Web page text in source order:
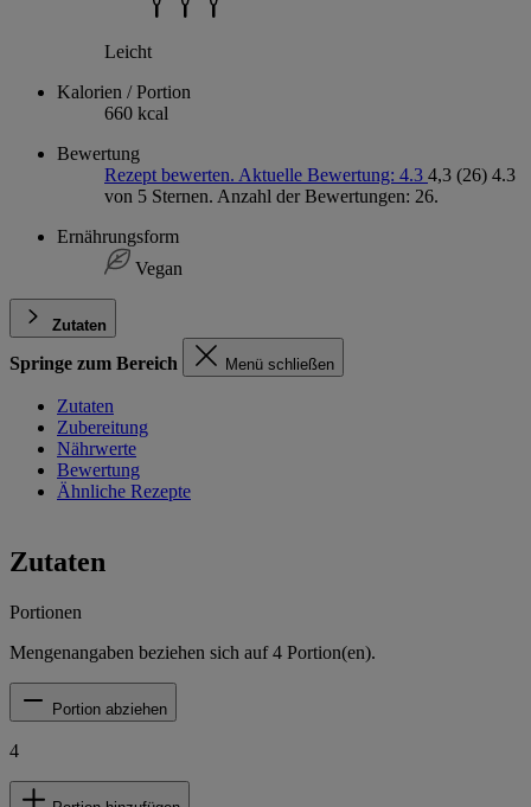
Leicht
Kalorien / Portion
660 kcal
Bewertung
Rezept bewerten. Aktuelle Bewertung: 4.3 4,3 (26) 4.3
von 5 Sternen. Anzahl der Bewertungen: 26.
Ernährungsform
Vegan
Zutaten
Springe zum Bereich Menü schließen
Zutaten
Zubereitung
Nährwerte
Bewertung
Ähnliche Rezepte
Zutaten
Portionen
Mengenangaben beziehen sich auf4 Portion(en).
Portion abziehen
4